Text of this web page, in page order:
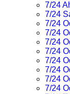
7/24
7/24
7/24
7/24
7/24
7/24
7/24
7/24
7/24
7/24